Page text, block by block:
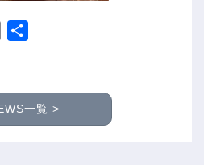
Copy
一覧 >